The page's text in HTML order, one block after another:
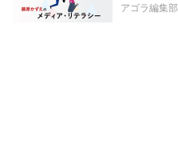
アゴラ編集部